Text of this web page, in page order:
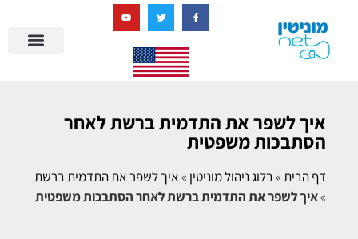
איך לשפר את התדמית ברשת לאחר
הסתבכות משפטית
דף הבית»בלוג ניהול מוניטין »איך לשפר את התדמית ברשת
»איך לשפר את התדמית ברשת לאחר הסתבכות משפטית